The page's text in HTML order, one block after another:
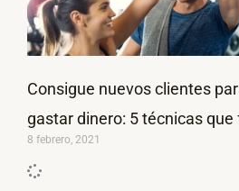
Consigue nuevos clientes
gastar dinero: 5 técnicas que
8 febrero, 2021